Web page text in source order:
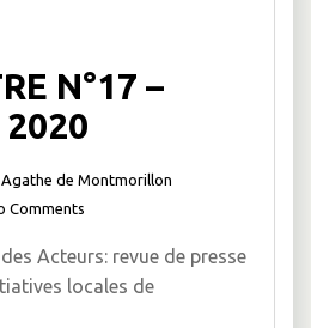
N°17 –
2020
Agathe de Montmorillon
Comments
Acteurs: revue de presse
locales de